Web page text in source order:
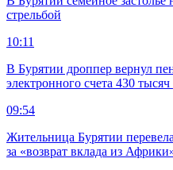
стрельбой
10:11
В Бурятии дроппер вернул
электронного счета 430
09:54
Жительница Бурятии
за «возврат вклада из